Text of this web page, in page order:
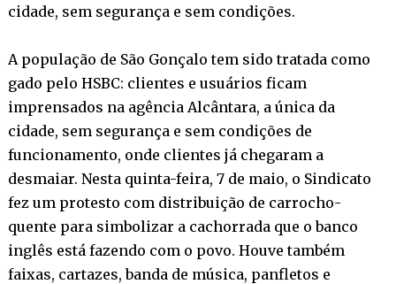
cidade, sem segurança e sem condições.
A população de São Gonçalo tem sido tratada como
gado pelo HSBC: clientes e usuários ficam
imprensados na agência Alcântara, a única da
cidade, sem segurança e sem condições de
funcionamento, onde clientes já chegaram a
desmaiar. Nesta quinta-feira, 7 de maio, o Sindicato
fez um protesto com distribuição de carrocho-
quente para simbolizar a cachorrada que o banco
inglês está fazendo com o povo. Houve também
faixas, cartazes, banda de música, panfletos e